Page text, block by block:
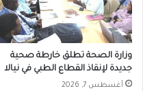
وزارة الصحة تطلق خارطة صحية
جديدة لإنقاذ القطاع الطبي في نيالا
أغسطس 7, 2026